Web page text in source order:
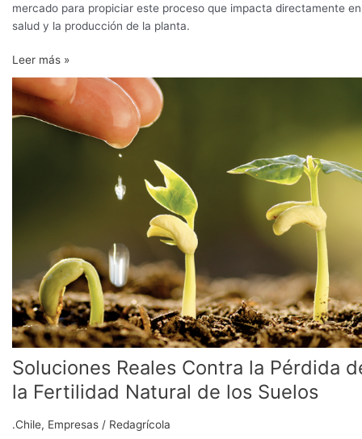
mercado para propiciar este proceso que impacta directamente
salud y la producción de la planta.
Leer más »
Soluciones Reales Contra la Pérdida
la Fertilidad Natural de los Suelos
.Chile, Empresas / Redagrícola
Soluciones
Reales
Contra
Suelos